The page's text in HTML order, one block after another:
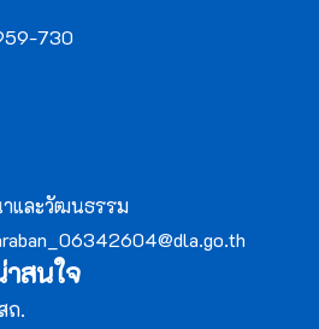
730
และวัฒนธรรม
สนใจ
ถ.